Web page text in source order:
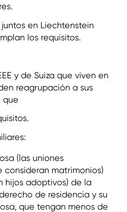
en Liechtenstein
los requisitos.
y de Suiza que viven en
reagrupación a sus
que
(las uniones
consideran matrimonios)
hijos adoptivos) de la
de residencia y su
que tengan menos de